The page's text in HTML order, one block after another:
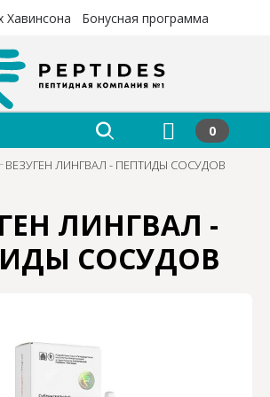
Хавинсона Бонусная программа
0
ВЕЗУГЕН ЛИНГВАЛ - ПЕПТИДЫ СОСУДОВ
ЛИНГВАЛ -
СОСУДОВ